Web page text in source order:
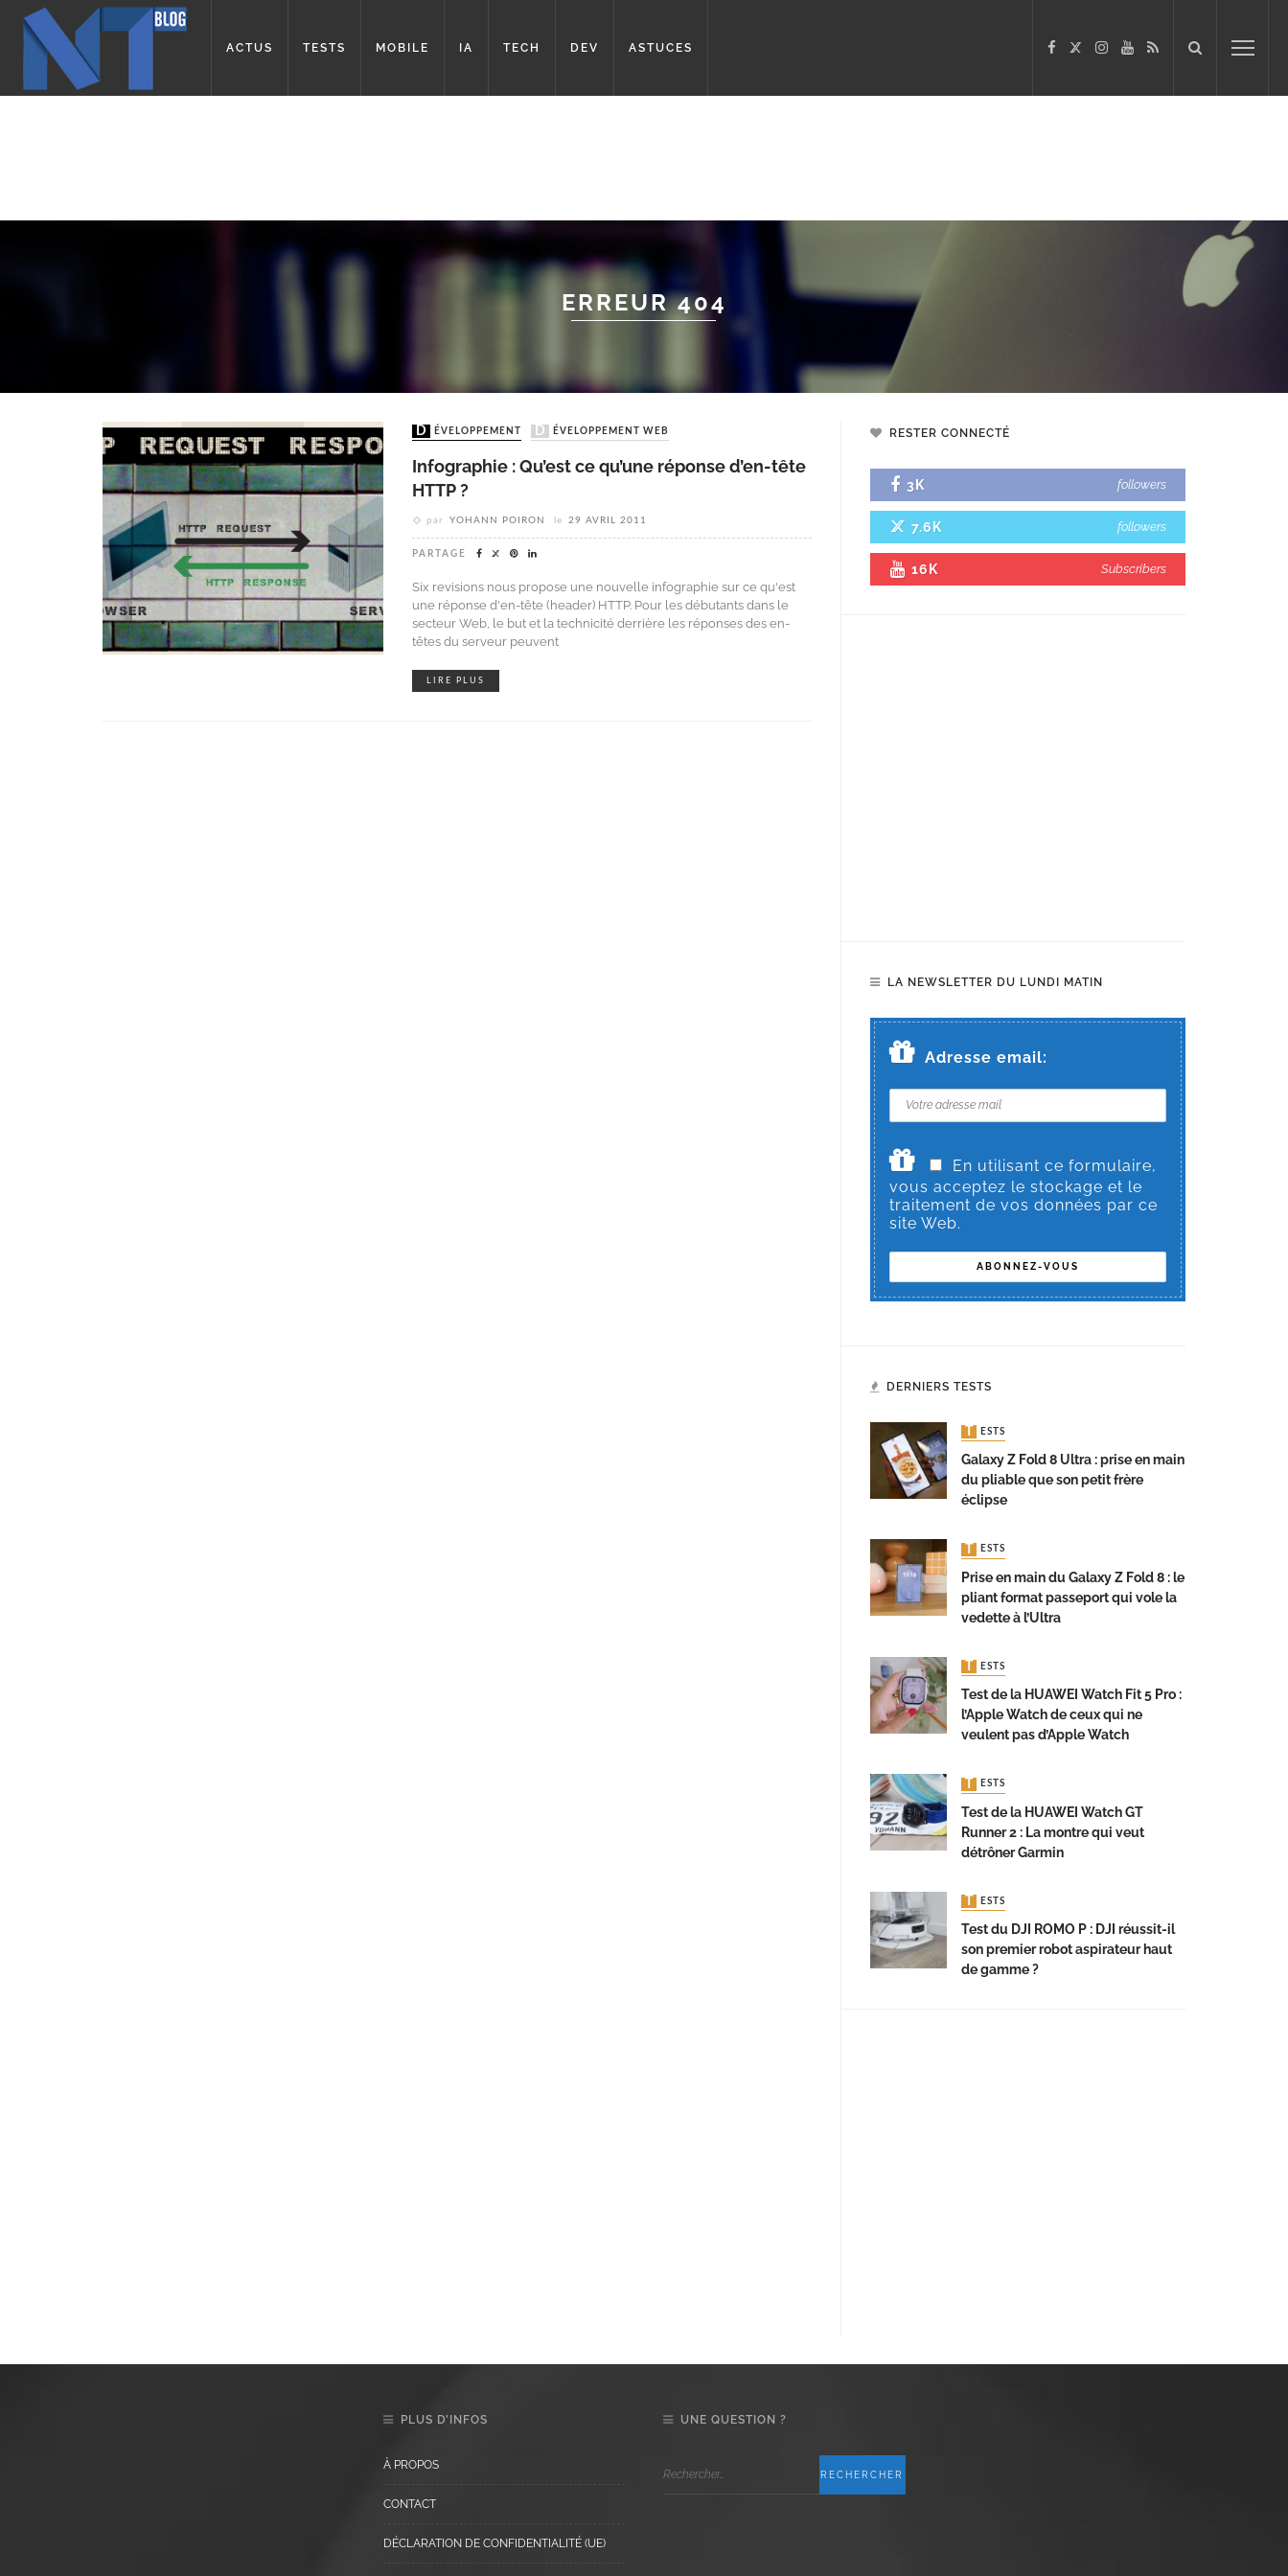
ACTUS TESTS MOBILE IA TECH DEV ASTUCES
ERREUR 404
DÉVELOPPEMENT DÉVELOPPEMENT WEB
Infographie : Qu’est ce qu’une réponse d’en-tête
HTTP ?
par YOHANN POIRON le 29 AVRIL 2011
PARTAGE
Six revisions nous propose une nouvelle infographie sur ce qu'est
une réponse d'en-tête (header) HTTP. Pour les débutants dans le
secteur Web, le but et la technicité derrière les réponses des en-
têtes du serveur peuvent
LIRE PLUS
RESTER CONNECTÉ
3K followers
7.6K followers
16K Subscribers
LA NEWSLETTER DU LUNDI MATIN
Adresse email:
En utilisant ce formulaire,
vous acceptez le stockage et le
traitement de vos données par ce
site Web.
DERNIERS TESTS
TESTS
Galaxy Z Fold 8 Ultra : prise en main
du pliable que son petit frère
éclipse
TESTS
Prise en main du Galaxy Z Fold 8 : le
pliant format passeport qui vole la
vedette à l’Ultra
TESTS
Test de la HUAWEI Watch Fit 5 Pro :
l’Apple Watch de ceux qui ne
veulent pas d’Apple Watch
TESTS
Test de la HUAWEI Watch GT
Runner 2 : La montre qui veut
détrôner Garmin
TESTS
Test du DJI ROMO P : DJI réussit-il
son premier robot aspirateur haut
de gamme ?
PLUS D’INFOS
À PROPOS
CONTACT
DÉCLARATION DE CONFIDENTIALITÉ (UE)
UNE QUESTION ?